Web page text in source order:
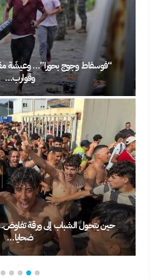
“فوسفاط وجوج بحورا”… وعيشَة
وقوارب…
حين يتحول الشباب إلى ورقة
ضحايا…